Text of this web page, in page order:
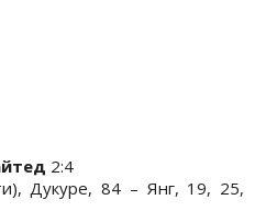
2:4
Дукуре, 84 – Янг, 19, 25,